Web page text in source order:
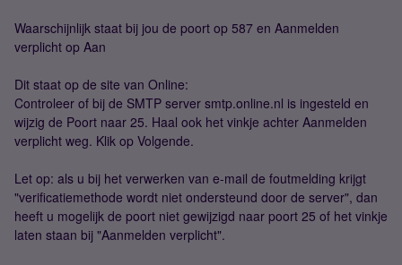
Waarschijnlijk staat bij jou de poort op 587 en Aanmelden
verplicht op Aan
Dit staat op de site van Online:
Controleer of bij de SMTP server smtp.online.nl is ingesteld en
wijzig de Poort naar 25. Haal ook het vinkje achter Aanmelden
verplicht weg. Klik op Volgende.
Let op: als u bij het verwerken van e-mail de foutmelding krijgt
"verificatiemethode wordt niet ondersteund door de server", dan
heeft u mogelijk de poort niet gewijzigd naar poort 25 of het vinkje
laten staan bij "Aanmelden verplicht".